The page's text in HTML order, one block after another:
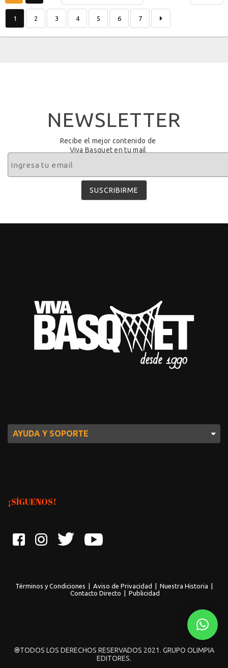
1 2 3 4 5 6 7
NEWSLETTER
Recibe el mejor contenido de
Viva Basquet en tu mail
AYUDA Y SOPORTE
¡SÍGUENOS!
Términos y Condiciones Aviso de Privacidad Nuestra Historia
Contacto Directo
Publicidad
®TODOS LOS DERECHOS RESERVADOS 2021. GRUPO OLIMPIA
EDITORES.